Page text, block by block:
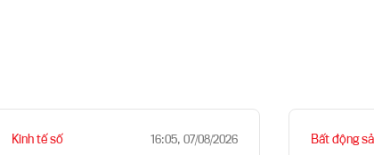
Kinh tế số 16:05, 07/08/2026 Bất động